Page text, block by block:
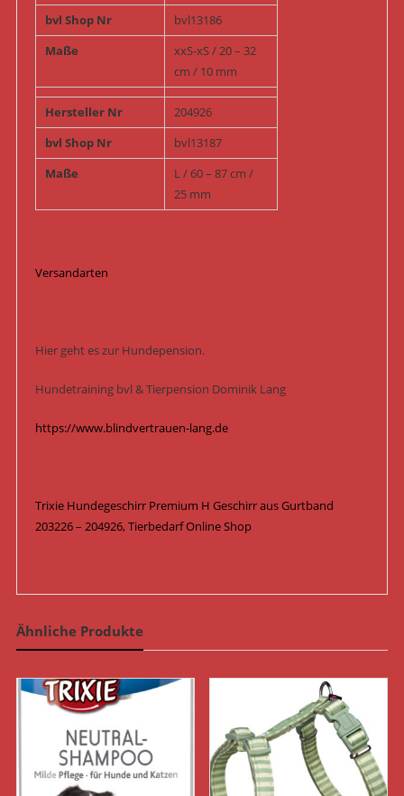
bvl Shop Nr
bvl13186
Maße
xxS-xS / 20 – 32
cm / 10 mm
Hersteller Nr
204926
bvl Shop Nr
bvl13187
Maße
L / 60 – 87 cm /
25 mm
Versandarten
Hier geht es zur Hundepension.
Hundetraining bvl & Tierpension Dominik Lang
https://www.blindvertrauen-lang.de
Trixie Hundegeschirr Premium H Geschirr aus Gurtband
203226 – 204926, Tierbedarf Online Shop
Ähnliche Produkte